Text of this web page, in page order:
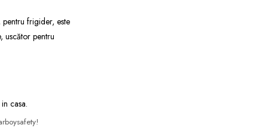
frigider, este
uscător pentru
casa.